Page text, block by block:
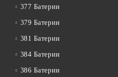
377 Батерии
379 Батерии
381 Батерии
384 Батерии
386 Батерии